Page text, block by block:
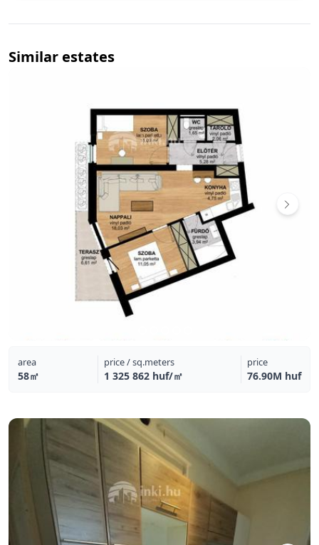
Similar estates
area
58㎡
price / sq.meters
1 325 862 huf/㎡
price
76.90M huf